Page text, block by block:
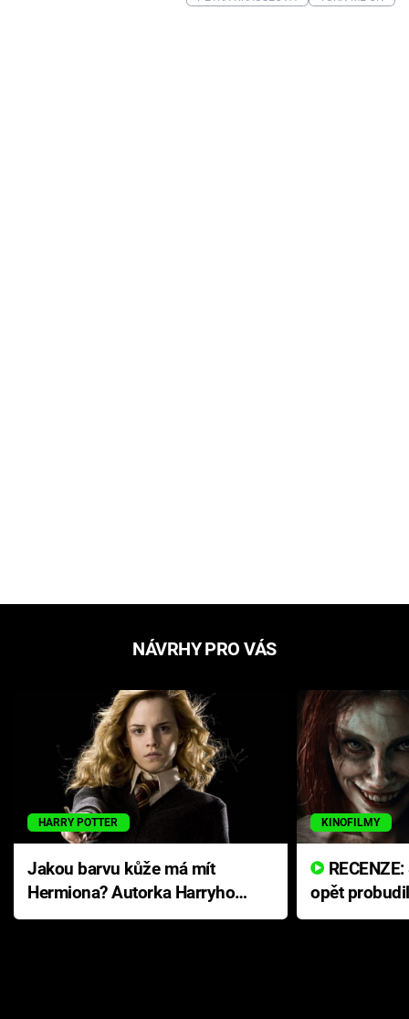
NÁVRHY PRO VÁS
HARRY POTTER
Jakou barvu kůže má mít
Hermiona? Autorka Harryho
Pottera přišla s ráznou
KINOFILMY
opět
přichází s